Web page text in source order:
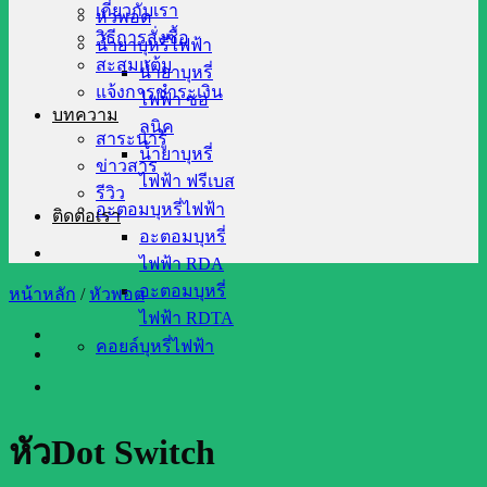
หัวพอต
น้ำยาบุหรี่ไฟฟ้า
น้ำยาบุหรี่
ไฟฟ้า ซอ
ลนิค
น้ำยาบุหรี่
ไฟฟ้า ฟรีเบส
อะตอมบุหรี่ไฟฟ้า
อะตอมบุหรี่
ไฟฟ้า RDA
อะตอมบุหรี่
ไฟฟ้า RDTA
คอยล์บุหรี่ไฟฟ้า
เกี่ยวกับเรา
วิธีการสั่งซื้อ
สะสมแต้ม
แจ้งการชำระเงิน
บทความ
สาระน่ารู้
ข่าวสาร
รีวิว
ติดต่อเรา
หน้าหลัก / หัวพอต
หัวDot Switch